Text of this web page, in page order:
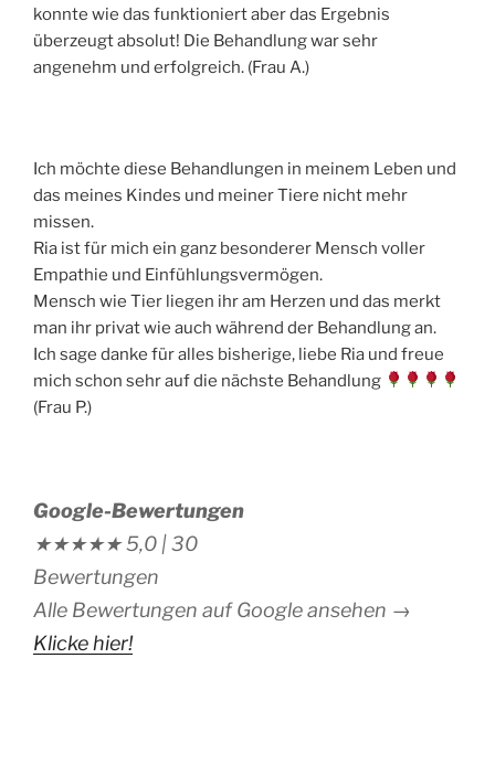
konnte wie das funktioniert aber das Ergebnis
überzeugt absolut! Die Behandlung war sehr
angenehm und erfolgreich. (Frau A.)
Ich möchte diese Behandlungen in meinem Leben und
das meines Kindes und meiner Tiere nicht mehr
missen.
Ria ist für mich ein ganz besonderer Mensch voller
Empathie und Einfühlungsvermögen.
Mensch wie Tier liegen ihr am Herzen und das merkt
man ihr privat wie auch während der Behandlung an.
Ich sage danke für alles bisherige, liebe Ria und freue
mich schon sehr auf die nächste Behandlung
(Frau P.)
Google-Bewertungen
★★★★★5,0 |30
Bewertungen
Alle Bewertungen auf Google ansehen →
Klicke hier!